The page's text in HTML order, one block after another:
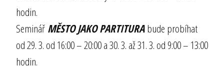
hodin.
Seminář MĚSTO JAKO PARTITURA bude probíhat
od 29. 3. od 16:00 – 20:00 a 30. 3. až 31. 3. od 9:00 – 13:00
hodin.